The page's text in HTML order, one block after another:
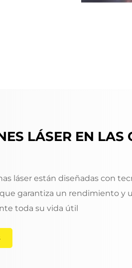
LÁSER EN LAS
láser están diseñadas con
garantiza un rendimiento y
toda su vida útil